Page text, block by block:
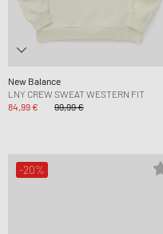
New Balance
LNY CREW SWEAT WESTERN FIT
84,99 €
99,99 €
-20%